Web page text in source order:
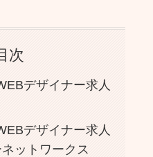
次
デザイナー求人
デザイナー求人
ットワークス